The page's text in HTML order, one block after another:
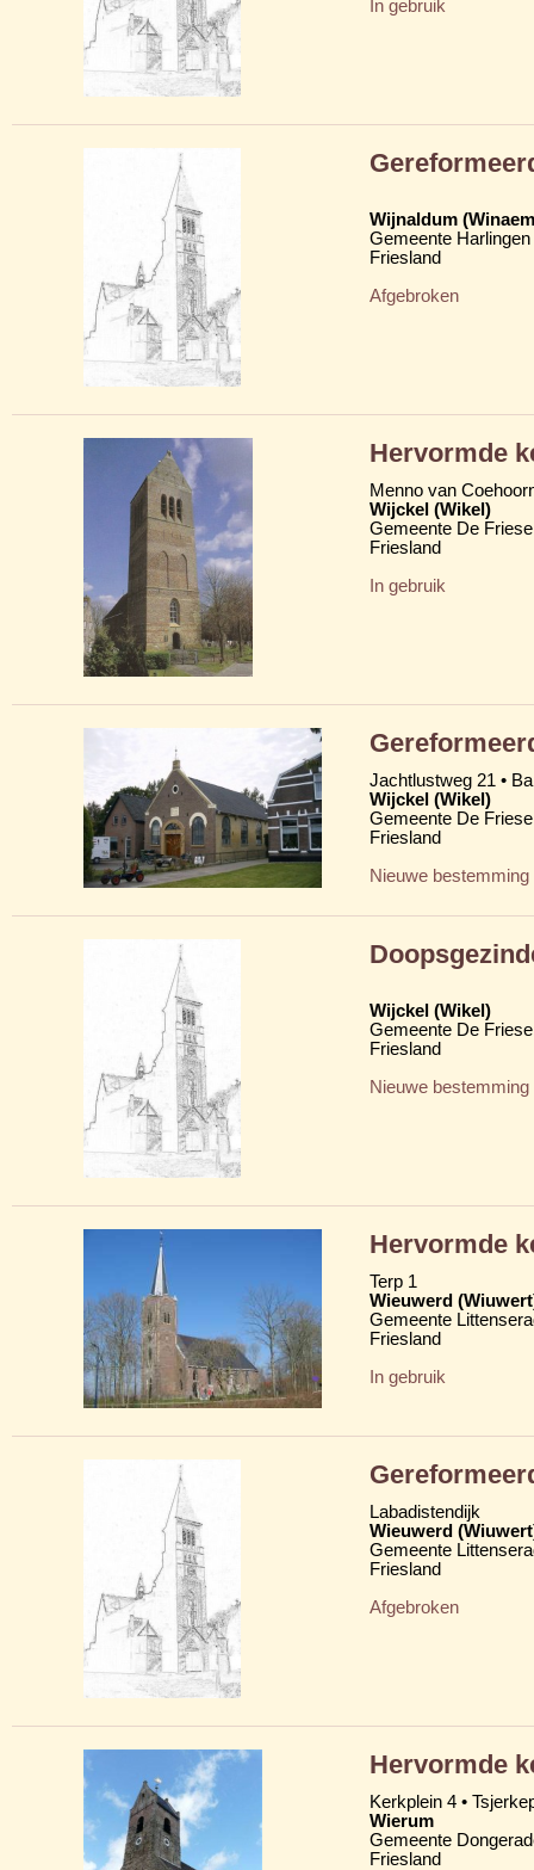
In gebruik
Wijnaldum
Gemeente Harlingen
Friesland
Afgebroken
Hervormde
Menno van
Wijckel (Wikel)
Gemeente De
Friesland
In gebruik
Jachtlustweg 21 •
Wijckel (Wikel)
Gemeente De
Friesland
Nieuwe bestemming
Wijckel (Wikel)
Gemeente De
Friesland
Nieuwe bestemming
Hervormde
Terp 1
Wieuwerd
Gemeente
Friesland
In gebruik
Labadistendijk
Wieuwerd
Gemeente
Friesland
Afgebroken
Hervormde
Kerkplein 4 •
Wierum
Gemeente
Friesland